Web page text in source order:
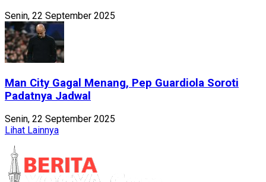
Senin, 22 September 2025
Man City Gagal Menang, Pep Guardiola Soroti
Padatnya Jadwal
Senin, 22 September 2025
Lihat Lainnya